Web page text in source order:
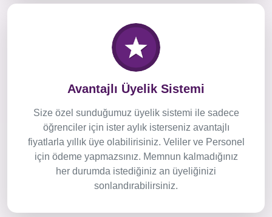
Avantajlı Üyelik Sistemi
Size özel sunduğumuz üyelik sistemi ile sadece
öğrenciler için ister aylık isterseniz avantajlı
fiyatlarla yıllık üye olabilirisiniz. Veliler ve Personel
için ödeme yapmazsınız. Memnun kalmadığınız
her durumda istediğiniz an üyeliğinizi
sonlandırabilirsiniz.